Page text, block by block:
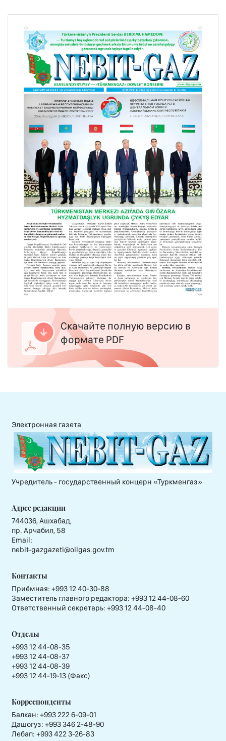
Скачайте полную версию в
формате PDF
Электронная газета
Учредитель - государственный концерн «Туркменгаз»
Адрес редакции
744036, Ашхабад,
пр. Арчабил, 58
Email:
nebit-gazgazeti@oilgas.gov.tm
Контакты
Приёмная: +993 12 40-30-88
Заместитель главного редактора: +993 12 44-08-60
Ответственный секретарь: +993 12 44-08-40
Отделы
+993 12 44-08-35
+993 12 44-08-37
+993 12 44-08-39
+993 12 44-19-13 (Факс)
Корреспонденты
Балкан: +993 222 6-09-01
Дашогуз: +993 346 2-48-90
Лебап: +993 422 3-26-83